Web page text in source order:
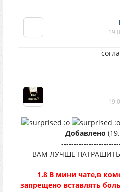
:o :o
Добавлено
ВАМ ЛУЧШЕ ПАТРАШИТЬ
1.8 В мини чате,в
запрещено вставлять